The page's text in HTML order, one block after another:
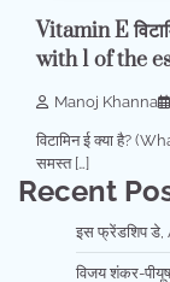
Vitamin E
with 1 of the
Manoj Khanna
विटामिन ई क्या है?
समस्त […]
Recent
इस फ्रेंडशिप डे,
विजय शंकर-